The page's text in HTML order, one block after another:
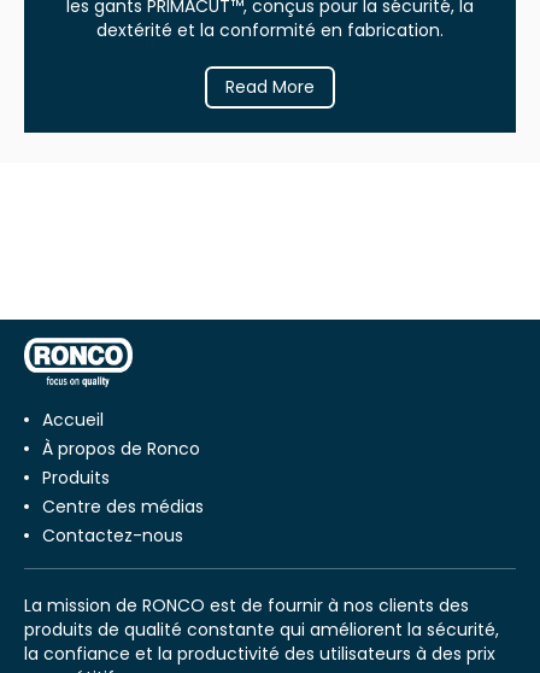
les gants PRIMACUT™, conçus pour la sécurité, la
dextérité et la conformité en fabrication.
Read More
Accueil
À propos de Ronco
Produits
Centre des médias
Contactez-nous
La mission de RONCO est de fournir à nos clients des
produits de qualité constante qui améliorent la sécurité,
la confiance et la productivité des utilisateurs à des prix